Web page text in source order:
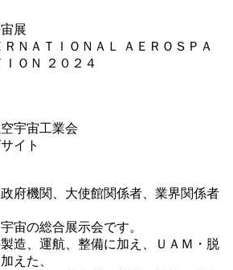
展
ＲＮＡＴＩＯＮＡＬ ＡＥＲＯＳＰＡ
ＯＮ ２０２４
宇宙工業会
イト
府機関、大使館関係者、業界関係者
宙の総合展示会です。
造、運航、整備に加え、ＵＡＭ・脱
えた、